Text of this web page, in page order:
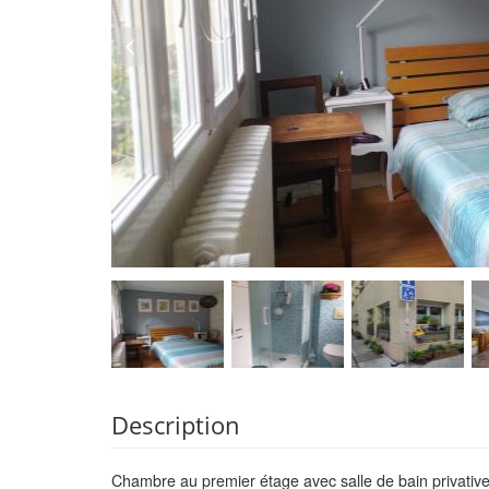
Description
Chambre au premier étage avec salle de bain